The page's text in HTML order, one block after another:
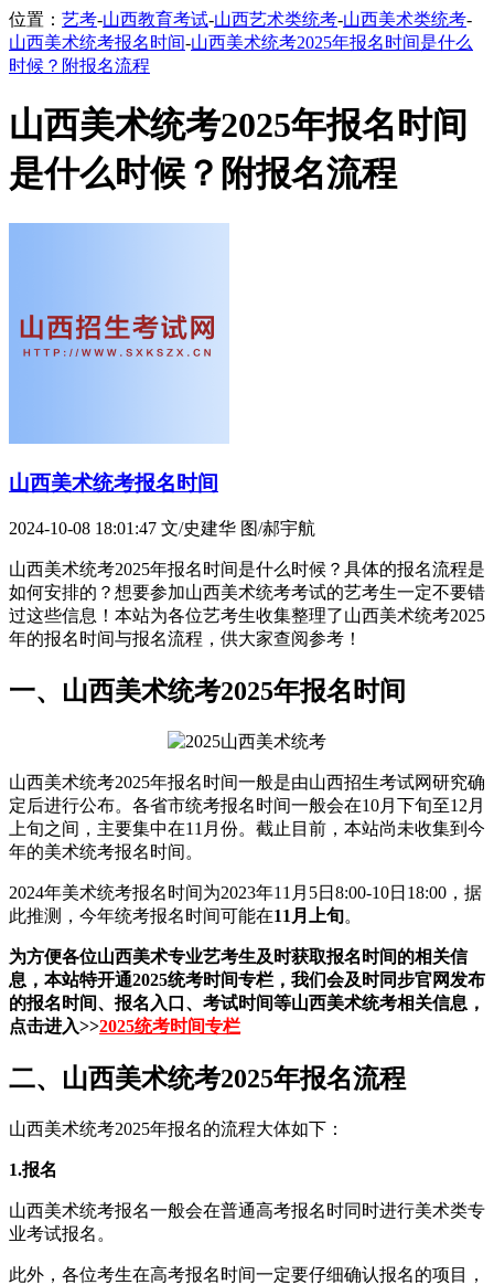
位置： 艺考-山西教育考试-山西艺术类统考-山西美术类统考-
山西美术统考报名时间-山西美术统考2025年报名时间是什么
时候？附报名流程
山西美术统考2025年报名时间
是什么时候？附报名流程
山西美术统考报名时间
2024-10-08 18:01:47 文/史建华 图/郝宇航
山西美术统考2025年报名时间是什么时候？具体的报名流程是
如何安排的？想要参加山西美术统考考试的艺考生一定不要错
过这些信息！本站为各位艺考生收集整理了山西美术统考2025
年的报名时间与报名流程，供大家查阅参考！
一、山西美术统考2025年报名时间
山西美术统考2025年报名时间一般是由山西招生考试网研究确
定后进行公布。各省市统考报名时间一般会在10月下旬至12月
上旬之间，主要集中在11月份。截止目前，本站尚未收集到今
年的美术统考报名时间。
2024年美术统考报名时间为2023年11月5日8:00-10日18:00，据
此推测，今年统考报名时间可能在11月上旬。
为方便各位山西美术专业艺考生及时获取报名时间的相关信
息，本站特开通2025统考时间专栏，我们会及时同步官网发布
的报名时间、报名入口、考试时间等山西美术统考相关信息，
点击进入>>2025统考时间专栏
二、山西美术统考2025年报名流程
山西美术统考2025年报名的流程大体如下：
1.报名
山西美术统考报名一般会在普通高考报名时同时进行美术类专
业考试报名。
此外，各位考生在高考报名时间一定要仔细确认报名的项目，